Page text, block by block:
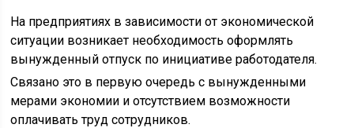
На предприятиях в зависимости от экономической
ситуации возникает необходимость оформлять
вынужденный отпуск по инициативе работодателя.
Связано это в первую очередь с вынужденными
мерами экономии и отсутствием возможности
оплачивать труд сотрудников.